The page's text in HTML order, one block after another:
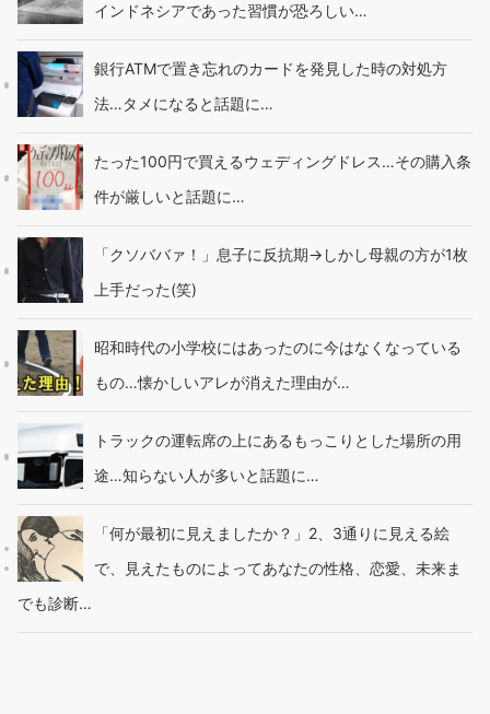
インドネシアであった習慣が恐ろしい…
銀行ATMで置き忘れのカードを発見した時の対処方
法…タメになると話題に…
たった100円で買えるウェディングドレス…その購入条
件が厳しいと話題に…
「クソババァ！」息子に反抗期→しかし母親の方が1枚
上手だった(笑)
昭和時代の小学校にはあったのに今はなくなっている
もの…懐かしいアレが消えた理由が…
トラックの運転席の上にあるもっこりとした場所の用
途…知らない人が多いと話題に…
「何が最初に見えましたか？」2、3通りに見える絵
で、見えたものによってあなたの性格、恋愛、未来ま
でも診断…